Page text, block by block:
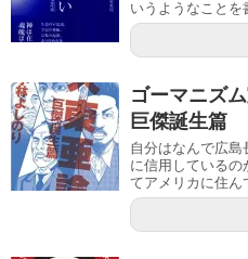
いうようなことを
ゴーマニズ
巨傑誕生篇
自分はなんで広島
に信用しているの
てアメリカに住ん